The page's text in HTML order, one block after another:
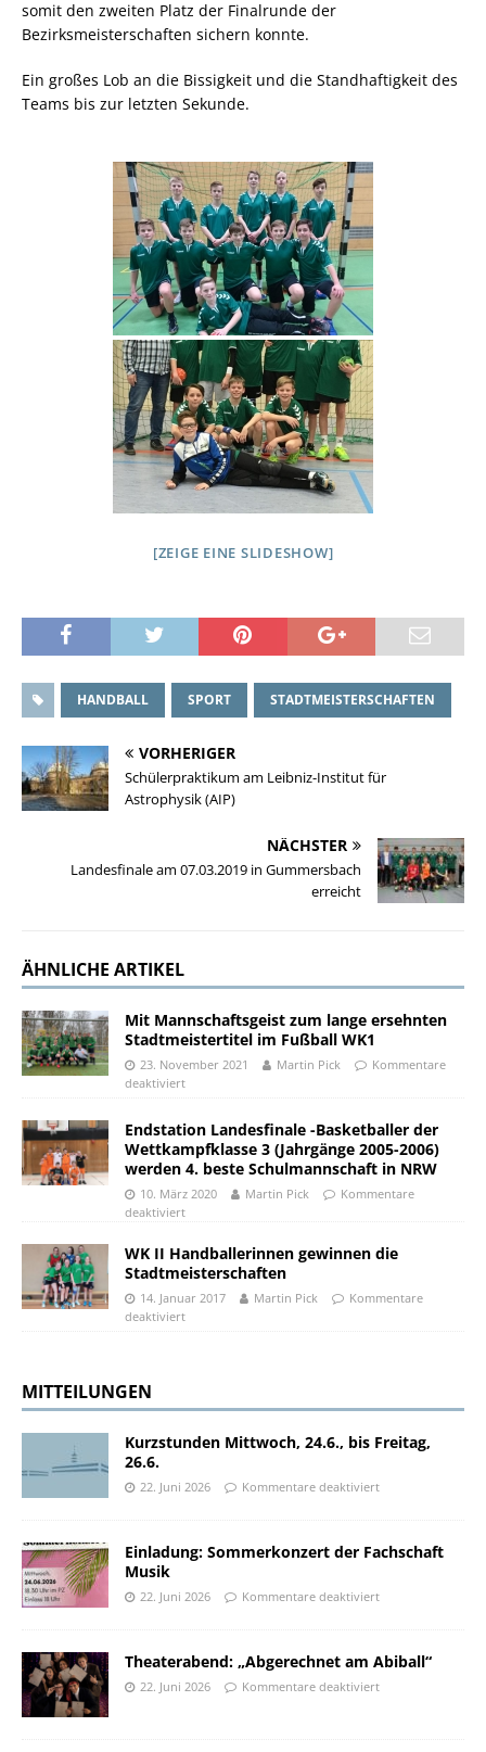
somit den zweiten Platz der Finalrunde der
Bezirksmeisterschaften sichern konnte.
Ein großes Lob an die Bissigkeit und die Standhaftigkeit des
Teams bis zur letzten Sekunde.
[ZEIGE EINE SLIDESHOW]
HANDBALL SPORT STADTMEISTERSCHAFTEN
VORHERIGER
Schülerpraktikum am Leibniz-Institut für
Astrophysik (AIP)
NÄCHSTER
Landesfinale am 07.03.2019 in Gummersbach
erreicht
ÄHNLICHE ARTIKEL
Mit Mannschaftsgeist zum lange ersehnten
Stadtmeistertitel im Fußball WK1
23. November 2021 Martin Pick
Kommentare
deaktiviert
Endstation Landesfinale -Basketballer der
Wettkampfklasse 3 (Jahrgänge 2005-2006)
werden 4. beste Schulmannschaft in NRW
10. März 2020 Martin Pick
Kommentare
deaktiviert
WK II Handballerinnen gewinnen die
Stadtmeisterschaften
14. Januar 2017 Martin Pick
Kommentare
deaktiviert
MITTEILUNGEN
Kurzstunden Mittwoch, 24.6., bis Freitag,
26.6.
22. Juni 2026 Kommentare deaktiviert
Einladung: Sommerkonzert der Fachschaft
Musik
22. Juni 2026 Kommentare deaktiviert
Theaterabend: „Abgerechnet am Abiball“
22. Juni 2026 Kommentare deaktiviert